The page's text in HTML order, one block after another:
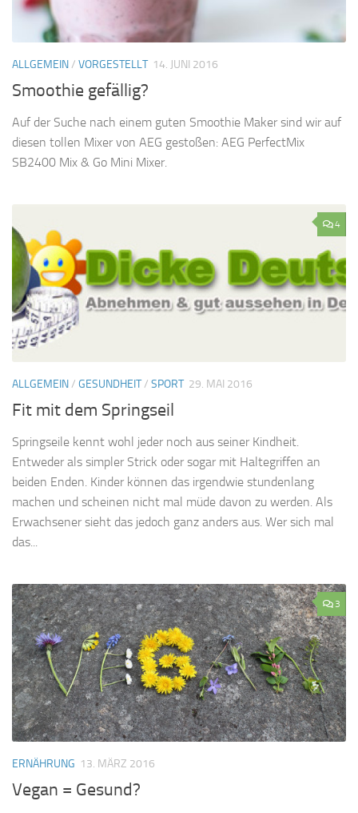
ALLGEMEIN/ VORGESTELLT 14. JUNI 2016
Smoothie gefällig?
Auf der Suche nach einem guten Smoothie Maker sind wir auf
diesen tollen Mixer von AEG gestoßen: AEG PerfectMix
SB2400 Mix & Go Mini Mixer.
4
ALLGEMEIN/ GESUNDHEIT/ SPORT 29. MAI 2016
Fit mit dem Springseil
Springseile kennt wohl jeder noch aus seiner Kindheit.
Entweder als simpler Strick oder sogar mit Haltegriffen an
beiden Enden. Kinder können das irgendwie stundenlang
machen und scheinen nicht mal müde davon zu werden. Als
Erwachsener sieht das jedoch ganz anders aus. Wer sich mal
das...
3
ERNÄHRUNG 13. MÄRZ 2016
Vegan = Gesund?